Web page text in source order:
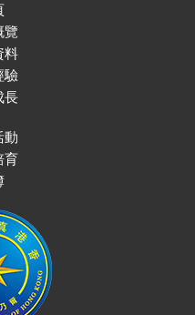
覽
料
驗
長
動
育